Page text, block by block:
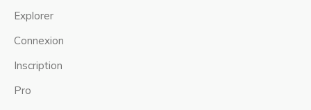
Explorer
Connexion
Inscription
Pro